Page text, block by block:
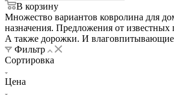
В корзину
Множество вариантов ковролина для
назначения. Предложения от известных
А также дорожки. И
Фильтр
Сортировка
Цена